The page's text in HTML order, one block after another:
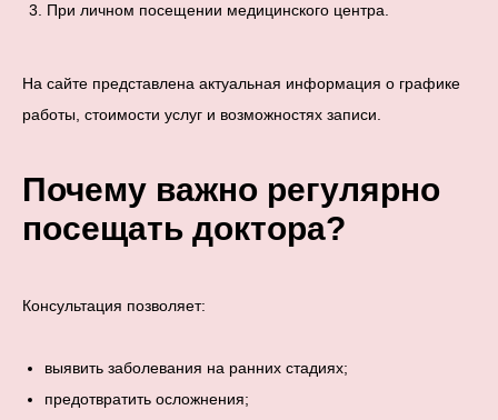
При личном посещении медицинского центра.
На сайте представлена актуальная информация о графике
работы, стоимости услуг и возможностях записи.
Почему важно регулярно
посещать доктора?
Консультация позволяет:
выявить заболевания на ранних стадиях;
предотвратить осложнения;